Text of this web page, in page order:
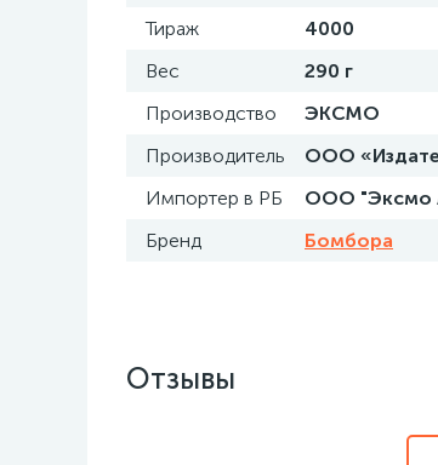
Тираж
4000
Вес
290 г
Производство
ЭКСМО
Производитель
ООО
Импортер в РБ
ООО "Эксмо
Бренд
Бомбора
Отзывы